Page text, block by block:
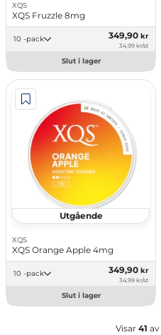
XQS
XQS Fruzzle 8mg
10 -pack 349,90 kr
34,99 kr/st
Slut i lager
Utgående
XQS
XQS Orange Apple 4mg
10 -pack 349,90 kr
34,99 kr/st
Slut i lager
Visar 41 av